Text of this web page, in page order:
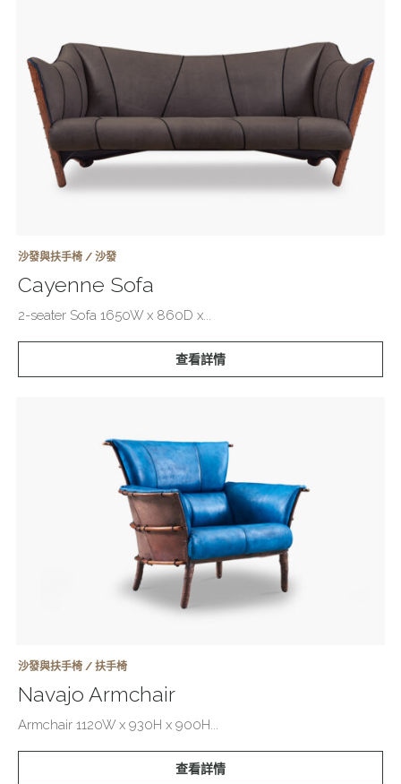
沙發與扶手椅 / 沙發
Cayenne Sofa
2-seater Sofa 1650W x 860D x...
查看詳情
沙發與扶手椅 / 扶手椅
Navajo Armchair
Armchair 1120W x 930H x 900H...
查看詳情